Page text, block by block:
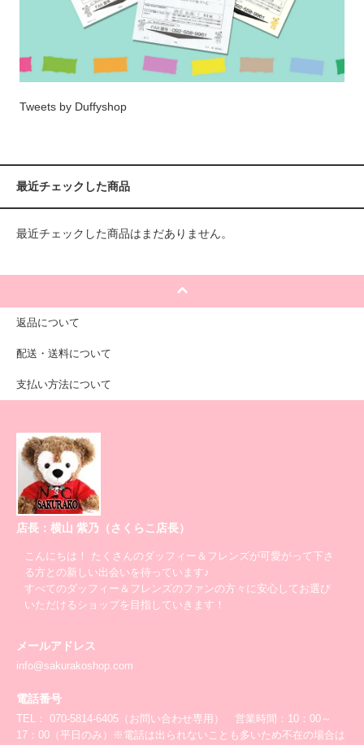
Tweets by Duffyshop
最近チェックした商品
最近チェックした商品はまだありません。
返品について
配送・送料について
支払い方法について
店長：横山 紫乃（さくらこ店長）
こんにちは！ たくさんのダッフィー＆フレンズが可愛がって下さ
る方との新しい出会いを待っています♪
すべてのダッフィー＆フレンズのファンの方々に安心してお選び
いただけるショップを目指していきます！
メールアドレス
info@sakurakoshop.com
電話番号
TEL： 070-5814-6405（お問い合わせ専用） 営業時間：10：00～
17：00（平日のみ）※電話は出られないことも多いため不在の場合は